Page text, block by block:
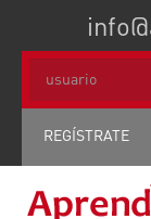
REGÍSTRATE